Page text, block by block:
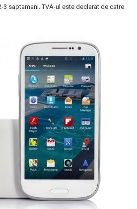
3 saptamani. TVA-ul este declarat de catre